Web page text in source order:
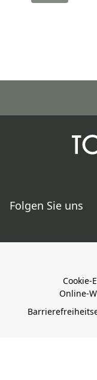
Folgen Sie uns
Cookie-
Online-